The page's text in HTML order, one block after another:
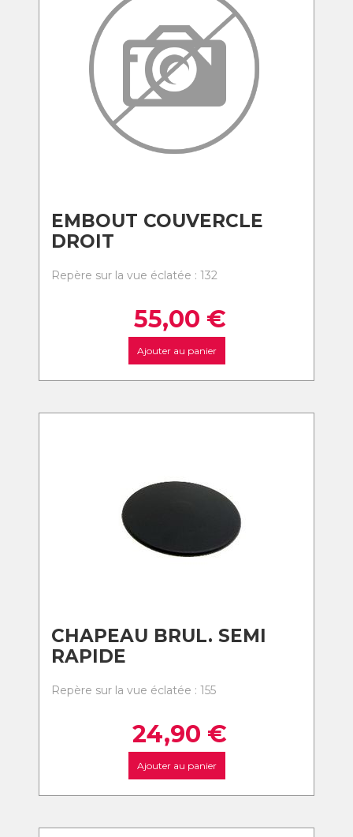
EMBOUT COUVERCLE
DROIT
Repère sur la vue éclatée : 132
55,00 €
Ajouter au panier
CHAPEAU BRUL. SEMI
RAPIDE
Repère sur la vue éclatée : 155
24,90 €
Ajouter au panier